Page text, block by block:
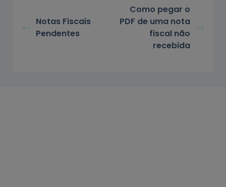
Notas Fiscais
Pendentes
Como pegar o
PDF de uma nota
fiscal não
recebida